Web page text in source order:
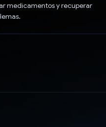
medicamentos y recuperar